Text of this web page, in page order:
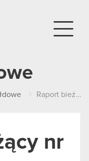
Raport bieżący nr 7/2016
nr